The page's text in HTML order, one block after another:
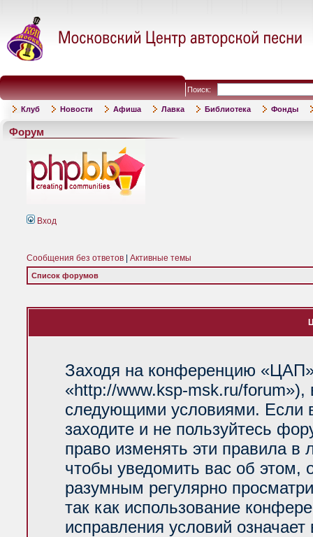
Поиск:
Клуб Новости Афиша Лавка Библиотека Фонды
Форум
Вход
Сообщения без ответов Активные темы
Список форумов
Заходя на конференцию
«http://www.ksp-msk.ru/forum»),
следующими условиями. Если
заходите и не пользуйтесь
право изменять эти правила
чтобы уведомить вас об
разумным регулярно
так как использование
исправления условий